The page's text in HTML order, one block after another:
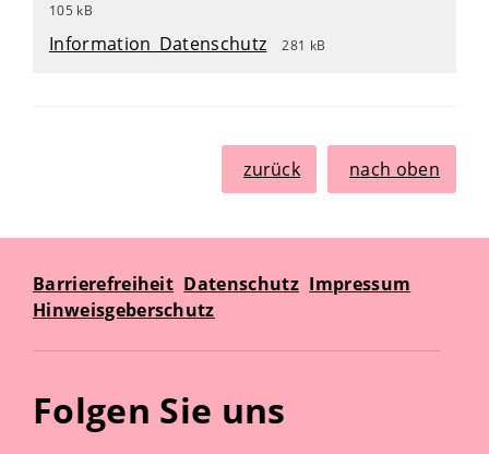
105 kB
Information_Datenschutz 281 kB
zurück nach oben
Barrierefreiheit Datenschutz Impressum
Hinweisgeberschutz
Folgen Sie uns